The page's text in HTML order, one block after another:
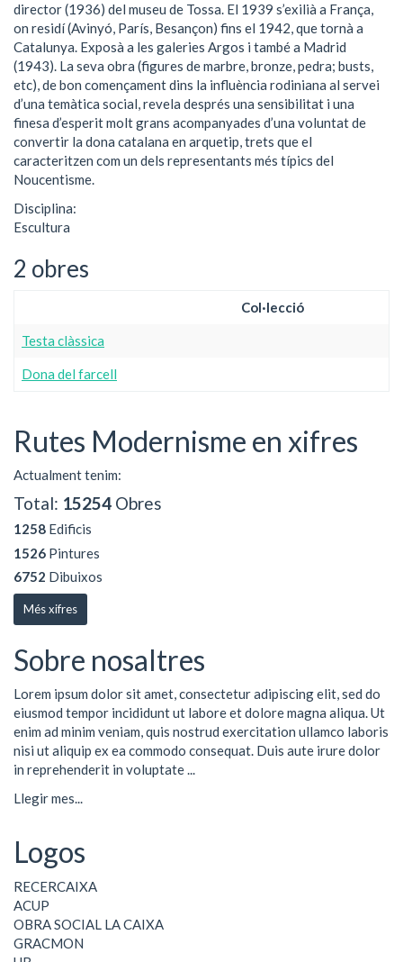
director (1936) del museu de Tossa. El 1939 s’exilià a França,
on residí (Avinyó, París, Besançon) fins el 1942, que tornà a
Catalunya. Exposà a les galeries Argos i també a Madrid
(1943). La seva obra (figures de marbre, bronze, pedra; busts,
etc), de bon començament dins la influència rodiniana al servei
d’una temàtica social, revela després una sensibilitat i una
finesa d’esperit molt grans acompanyades d’una voluntat de
convertir la dona catalana en arquetip, trets que el
caracteritzen com un dels representants més típics del
Noucentisme.
Disciplina:
Escultura
2 obres
Col·lecció
Testa clàssica
Dona del farcell
Rutes Modernisme en xifres
Actualment tenim:
Total: 15254 Obres
1258 Edificis
1526 Pintures
6752 Dibuixos
Més xifres
Sobre nosaltres
Lorem ipsum dolor sit amet, consectetur adipiscing elit, sed do
eiusmod tempor incididunt ut labore et dolore magna aliqua. Ut
enim ad minim veniam, quis nostrud exercitation ullamco laboris
nisi ut aliquip ex ea commodo consequat. Duis aute irure dolor
in reprehenderit in voluptate ...
Llegir mes...
Logos
RECERCAIXA
ACUP
OBRA SOCIAL LA CAIXA
GRACMON